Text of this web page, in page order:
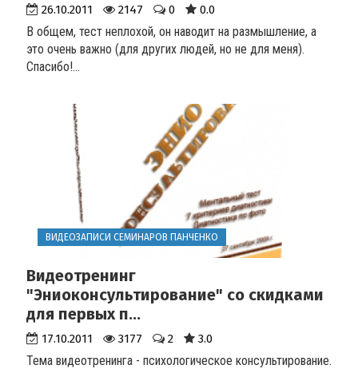
26.10.2011 2147 0 0.0
В общем, тест неплохой, он наводит на размышление, а
это очень важно (для других людей, но не для меня).
Спасибо!...
ВИДЕОЗАПИСИ СЕМИНАРОВ ПАНЧЕНКО
Видеотренинг
"Эниоконсультирование" со скидками
для первых п...
17.10.2011 3177 2 3.0
Тема видеотренинга - психологическое консультирование.